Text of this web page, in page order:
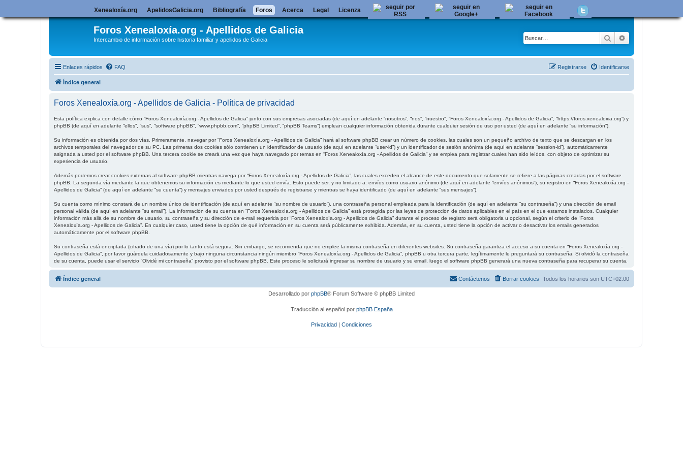
Foros Xenealoxía.org - Apellidos de Galicia
Intercambio de información sobre historia familiar y apellidos de Galicia Buscar
Enlaces rápidos FAQ Identificarse
Registrarse
Índice general
Foros Xenealoxía.org - Apellidos de Galicia - Política de privacidad
Esta política explica con detalle cómo “Foros Xenealoxía.org - Apellidos de Galicia” junto con sus empresas asociadas (de aquí en adelante “nosotros”, “nos”, “nuestro”, “Foros Xenealoxía.org - Apellidos de Galicia”, “https://foros.xenealoxia.org”) y
phpBB (de aquí en adelante “ellos”, “sus”, “software phpBB”, “www.phpbb.com”, “phpBB Limited”, “phpBB Teams”) emplean cualquier información obtenida durante cualquier sesión de uso por usted (de aquí en adelante “su información”).
Su información es obtenida por dos vías. Primeramente, navegar por “Foros Xenealoxía.org - Apellidos de Galicia” hará al software phpBB crear un número de cookies, las cuales son un pequeño archivo de texto que se descargan en los
archivos temporales del navegador de su PC. Las primeras dos cookies sólo contienen un identificador de usuario (de aquí en adelante “user-id”) y un identificador de sesión anónima (de aquí en adelante “session-id”), automáticamente
asignada a usted por el software phpBB. Una tercera cookie se creará una vez que haya navegado por temas en “Foros Xenealoxía.org - Apellidos de Galicia” y se emplea para registrar cuales han sido leídos, con objeto de optimizar su
experiencia de usuario.
Además podemos crear cookies externas al software phpBB mientras navega por “Foros Xenealoxía.org - Apellidos de Galicia”, las cuales exceden el alcance de este documento que solamente se refiere a las páginas creadas por el software
phpBB. La segunda vía mediante la que obtenemos su información es mediante lo que usted envía. Esto puede ser, y no limitado a: envíos como usuario anónimo (de aquí en adelante “envíos anónimos”), su registro en “Foros Xenealoxía.org -
Apellidos de Galicia” (de aquí en adelante “su cuenta”) y mensajes enviados por usted después de registrarse y mientras se haya identificado (de aquí en adelante “sus mensajes”).
Su cuenta como mínimo constará de un nombre único de identificación (de aquí en adelante “su nombre de usuario”), una contraseña personal empleada para la identificación (de aquí en adelante “su contraseña”) y una dirección de email
personal válida (de aquí en adelante “su email”). La información de su cuenta en “Foros Xenealoxía.org - Apellidos de Galicia” está protegida por las leyes de protección de datos aplicables en el país en el que estamos instalados. Cualquier
información más allá de su nombre de usuario, su contraseña y su dirección de e-mail requerida por “Foros Xenealoxía.org - Apellidos de Galicia” durante el proceso de registro será obligatoria u opcional, según el criterio de “Foros
Xenealoxía.org - Apellidos de Galicia”. En cualquier caso, usted tiene la opción de qué información en su cuenta será públicamente exhibida. Además, en su cuenta, usted tiene la opción de activar o desactivar los emails generados
automáticamente por el software phpBB.
Su contraseña está encriptada (cifrado de una vía) por lo tanto está segura. Sin embargo, se recomienda que no emplee la misma contraseña en diferentes websites. Su contraseña garantiza el acceso a su cuenta en “Foros Xenealoxía.org -
Apellidos de Galicia”, por favor guárdela cuidadosamente y bajo ninguna circunstancia ningún miembro “Foros Xenealoxía.org - Apellidos de Galicia”, phpBB u otra tercera parte, legítimamente le preguntará su contraseña. Si olvidó la contraseña
de su cuenta, puede usar el servicio “Olvidé mi contraseña” provisto por el software phpBB. Este proceso le solicitará ingresar su nombre de usuario y su email, luego el software phpBB generará una nueva contraseña para recuperar su cuenta.
Xenealoxía.org ApelidosGalicia.org Bibliografía Foros Acerca Legal Licenza
Índice general Todos los horarios son UTC+02:00
Borrar cookies
Contáctenos
Desarrollado por phpBB® Forum Software © phpBB Limited
Traducción al español por phpBB España
Privacidad | Condiciones